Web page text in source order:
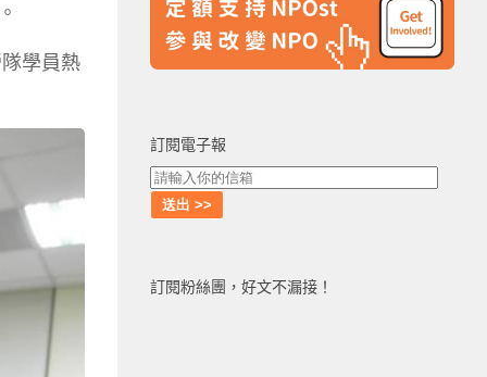
學員熱
訂閱電子報
訂閱粉絲團，好文不漏接！